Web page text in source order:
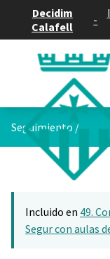
Decidim
Calafell
-
Seguimiento /
Incluido en 49.
Segur con aulas